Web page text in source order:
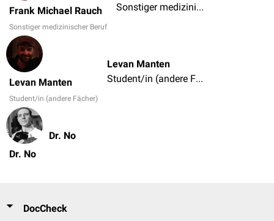
Frank Michael Rauch
Sonstiger medizinischer Beruf
Sonstiger medizinischer Beruf
Levan Manten
Student/in (andere Fächer)
Levan Manten
Student/in (andere Fächer)
Dr. No
Dr. No
DocCheck